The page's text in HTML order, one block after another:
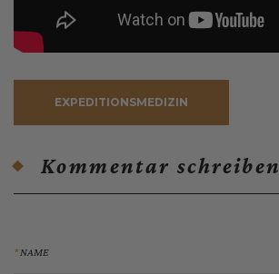
EXPEDITIONSMEDIZIN
Kommentar schreiben
NAME